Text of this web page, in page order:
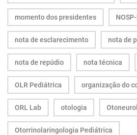
momento dos presidentes
nota de esclarecimento nota de
nota de repúdio nota técnica
OLR Pediátrica organização do
ORL Lab otologia
Otorrinolaringologia Pediátrica